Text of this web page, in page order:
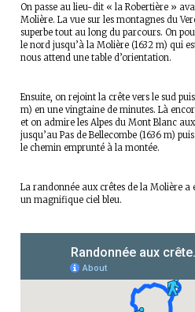
On passe au lieu-dit « la Robertière »
Molière. La vue sur les montagnes du
superbe tout au long du parcours. On
le nord jusqu’à la Molière (1632 m) qui
nous attend une table d’orientation.
Ensuite, on rejoint la crête vers le sud
m) en une vingtaine de minutes. Là
et on admire les Alpes du Mont Blanc
jusqu’au Pas de Bellecombe (1636 m)
le chemin emprunté à la montée.
La randonnée aux crêtes de la Molière
un magnifique ciel bleu.